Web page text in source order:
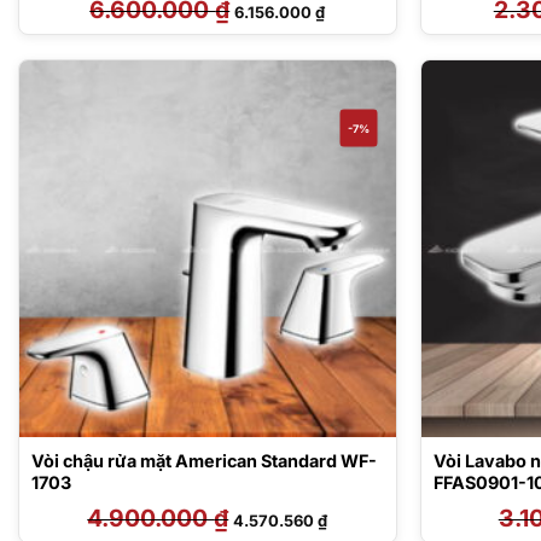
6.600.000₫ Giá
gốc
là:
6.156.000₫Giá
hiện
tại
6.156.000 ₫.
-7%
Vòi chậu rửa mặt American Standard WF-
1703
4.900.000₫ Giá
gốc
4.570.560₫Giá
hiện
Vòi Lavabo
FFAS0901-